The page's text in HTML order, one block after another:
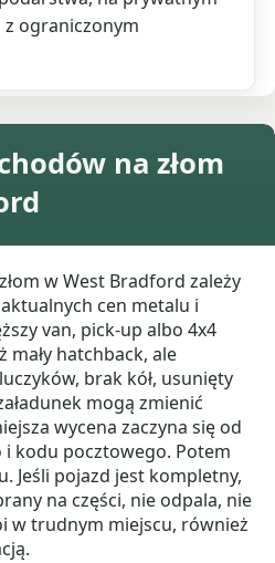
ograniczonym
na złom
w West Bradford zależy
cen metalu i
van, pick-up albo 4x4
mały hatchback, ale
brak kół, usunięty
mogą zmienić
wycena zaczyna się od
kodu pocztowego. Potem
Jeśli pojazd jest kompletny,
na części, nie odpala, nie
w trudnym miejscu, również